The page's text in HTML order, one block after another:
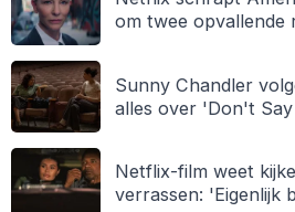
om twee opvallende
Sunny Chandler
alles over 'Don't
Netflix-film weet
verrassen: 'Eigenlijk